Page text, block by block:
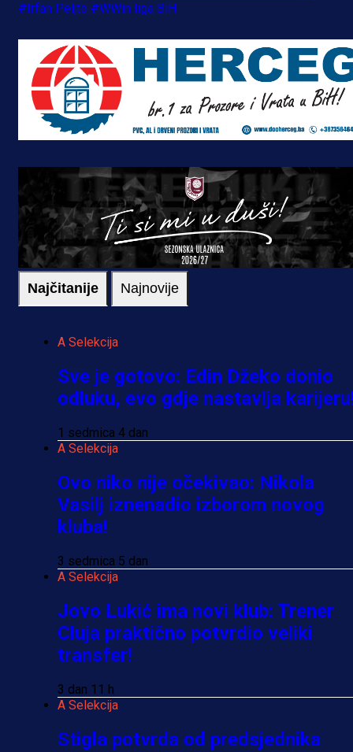
#Irfan Peljto #WWin liga BiH
Najčitanije Najnovije
A Selekcija
Sve je gotovo: Edin Džeko donio
odluku, evo gdje nastavlja
1 sedmica 4 dan
A Selekcija
Ovo niko nije očekivao: Nikola
Vasilj iznenadio izborom novog
kluba!
3 sedmica 5 dan
A Selekcija
Jovo Lukić ima novi klub: Trener
Cluja praktično potvrdio veliki
transfer!
3 dan 11 h
A Selekcija
Stigla potvrda od predsjednika